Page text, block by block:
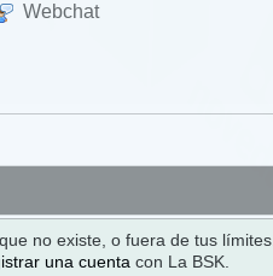
Webchat
no existe, o fuera de tus límites.
una cuenta con La BSK.